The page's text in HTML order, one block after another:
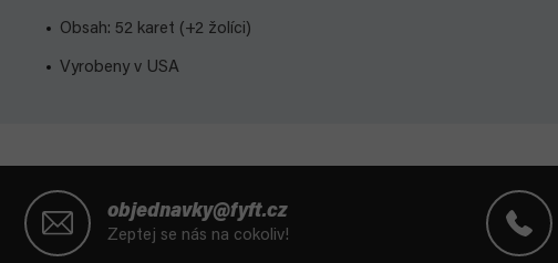
Obsah: 52 karet (+2 žolíci)
Vyrobeny v USA
objednavky@fyft.cz
Zeptej se nás na cokoliv!